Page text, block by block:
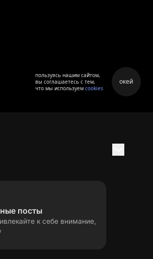
посты
к себе внимание,
пользуясь нашим сайтом,
вы соглашаетесь с тем,
что мы используем cookies
окей